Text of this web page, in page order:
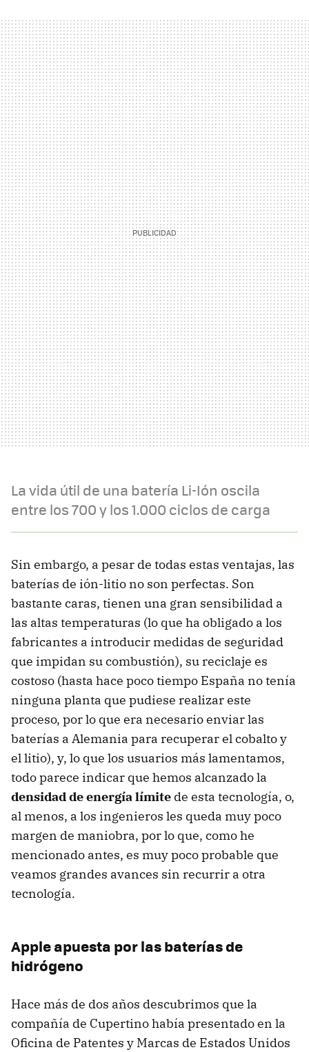
La vida útil de una batería Li-Ión oscila
entre los 700 y los 1.000 ciclos de carga
Sin embargo, a pesar de todas estas ventajas, las
baterías de ión-litio no son perfectas. Son
bastante caras, tienen una gran sensibilidad a
las altas temperaturas (lo que ha obligado a los
fabricantes a introducir medidas de seguridad
que impidan su combustión), su reciclaje es
costoso (hasta hace poco tiempo España no tenía
ninguna planta que pudiese realizar este
proceso, por lo que era necesario enviar las
baterías a Alemania para recuperar el cobalto y
el litio), y, lo que los usuarios más lamentamos,
todo parece indicar que hemos alcanzado la
densidad de energía límite de esta tecnología, o,
al menos, a los ingenieros les queda muy poco
margen de maniobra, por lo que, como he
mencionado antes, es muy poco probable que
veamos grandes avances sin recurrir a otra
tecnología.
Apple apuesta por las baterías de
hidrógeno
Hace más de dos años descubrimos que la
compañía de Cupertino había presentado en la
Oficina de Patentes y Marcas de Estados Unidos